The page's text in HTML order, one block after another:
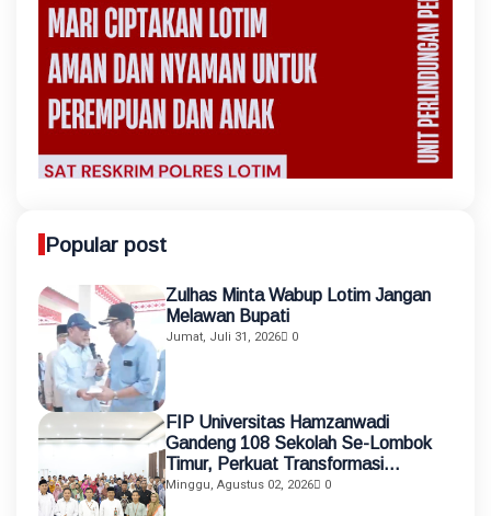
Popular post
Zulhas Minta Wabup Lotim Jangan
Melawan Bupati
Jumat, Juli 31, 2026 0
FIP Universitas Hamzanwadi
Gandeng 108 Sekolah Se-Lombok
Timur, Perkuat Transformasi
Pendidikan melalui Asistensi
Minggu, Agustus 02, 2026 0